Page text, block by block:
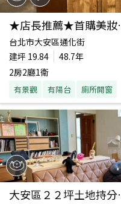
★店
台北市大安區通化街
建坪 19.84
48.7年
2房2廳1衛
有景觀 有陽台 廁所開窗
大安